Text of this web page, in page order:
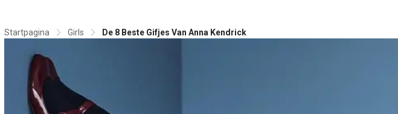
Startpagina Girls De 8 Beste Gifjes Van Anna Kendrick